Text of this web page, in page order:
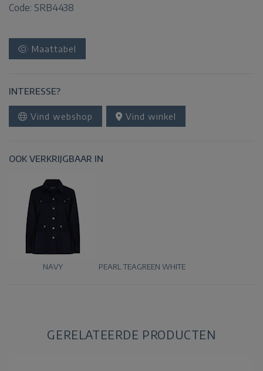
Code: SRB4438
Maattabel
INTERESSE?
Vind webshop Vind winkel
OOK VERKRIJGBAAR IN
NAVY PEARL TEAGREEN WHITE
GERELATEERDE PRODUCTEN